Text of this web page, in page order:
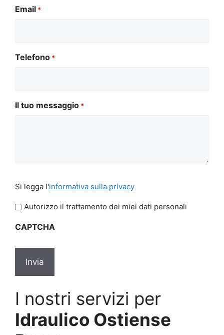
Email *
Telefono *
Il tuo messaggio *
legga
l'informativa
privacy
Si legga l'informativa sulla privacy
Autorizzo il trattamento dei miei dati personali
CAPTCHA
I nostri servizi per
Idraulico Ostiense